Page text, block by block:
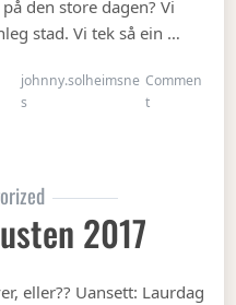
den store dagen? Vi
stad. Vi tek så ein …
johnny.solheimsne
s
Commen
ton Julebord
2017
eller?? Uansett: Laurdag